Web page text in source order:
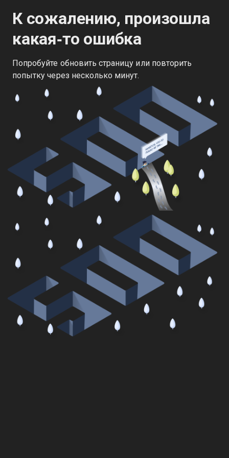
К сожалению, произошла
какая‑то ошибка
Попробуйте обновить страницу или повторить
попытку через несколько минут.